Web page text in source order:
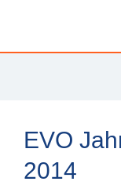
EVO
2014